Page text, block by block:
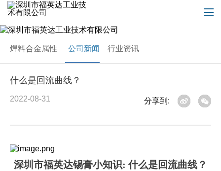
焊料合金属性 公司新闻 行业资讯
什么是回流曲线？
2022-08-31 分享到:
深圳市福英达锡膏小知识: 什么是回流曲线？